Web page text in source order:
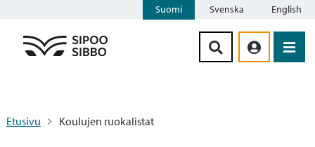
Suomi Svenska English
Etusivu Koulujen ruokalistat